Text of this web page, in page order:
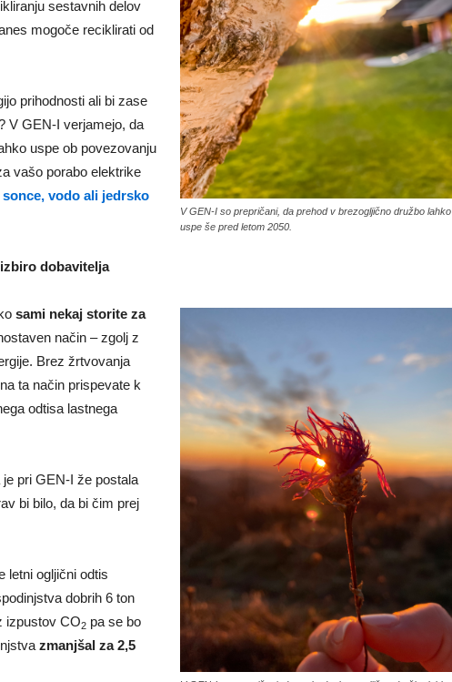
V GEN-I so prepričani, da prehod v brezogljično družbo lahko
uspe še pred letom 2050.
sestavnih delov
mogoče reciklirati od
prihodnosti ali bi zase
V GEN-I verjamejo, da
uspe ob povezovanju
vašo porabo elektrike
vodo ali jedrsko
dobavitelja
sami nekaj storite za
način – zgolj z
Brez žrtvovanja
ta način prispevate k
odtisa lastnega
pri GEN-I že postala
bi bilo, da bi čim prej
letni ogljični odtis
dobrih 6 ton
izpustov CO2 pa se bo
zmanjšal za 2,5